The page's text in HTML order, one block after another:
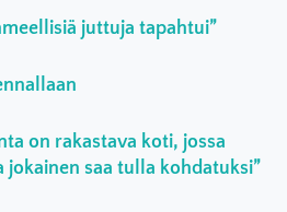
juttuja tapahtui”
on rakastava koti, jossa
saa tulla kohdatuksi”